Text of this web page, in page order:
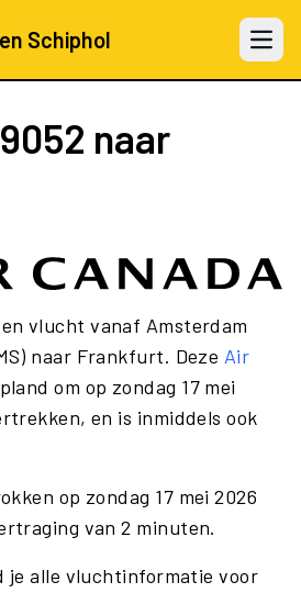
Schiphol Open
naar
vlucht vanaf Amsterdam
naar Frankfurt. Deze Air
om op zondag 17 mei
en is inmiddels ook
op zondag 17 mei 2026
van 2 minuten.
je alle vluchtinformatie voor